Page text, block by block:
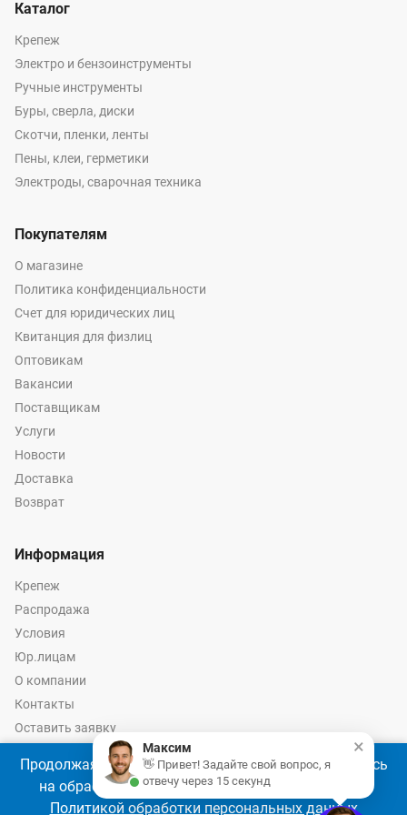
Каталог
Крепеж
Электро и бензоинструменты
Ручные инструменты
Буры, сверла, диски
Скотчи, пленки, ленты
Пены, клеи, герметики
Электроды, сварочная техника
Покупателям
О магазине
Политика конфиденциальности
Счет для юридических лиц
Квитанция для физлиц
Оптовикам
Вакансии
Поставщикам
Услуги
Новости
Доставка
Возврат
Информация
Крепеж
Распродажа
Условия
Юр.лицам
О компании
Контакты
Оставить заявку
Калькулятор крепежа
Продолжая использовать наш сайт, Вы соглашаетесь
на обработку файлов cookie 🍪 в соответствии с
Политикой обработки персональных данных
×
Максим
👋 Привет! Задайте свой вопрос, я
отвечу через 15 секунд